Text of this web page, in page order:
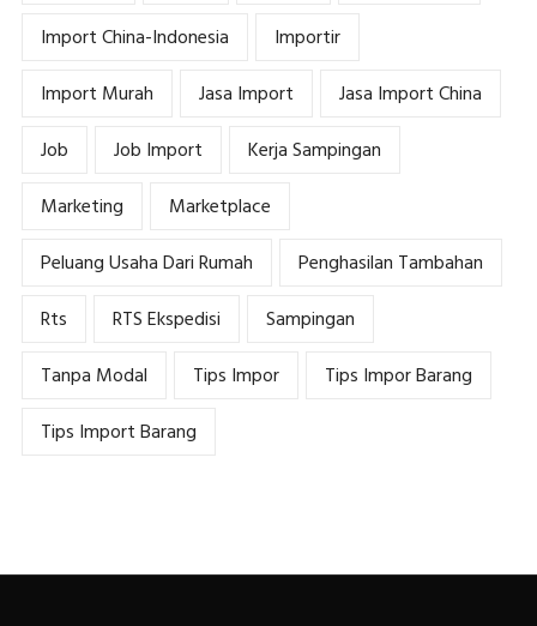
Import China-Indonesia
Importir
Import Murah
Jasa Import
Jasa Import China
Job
Job Import
Kerja Sampingan
Marketing
Marketplace
Peluang Usaha Dari Rumah
Penghasilan Tambahan
Rts
RTS Ekspedisi
Sampingan
Tanpa Modal
Tips Impor
Tips Impor Barang
Tips Import Barang